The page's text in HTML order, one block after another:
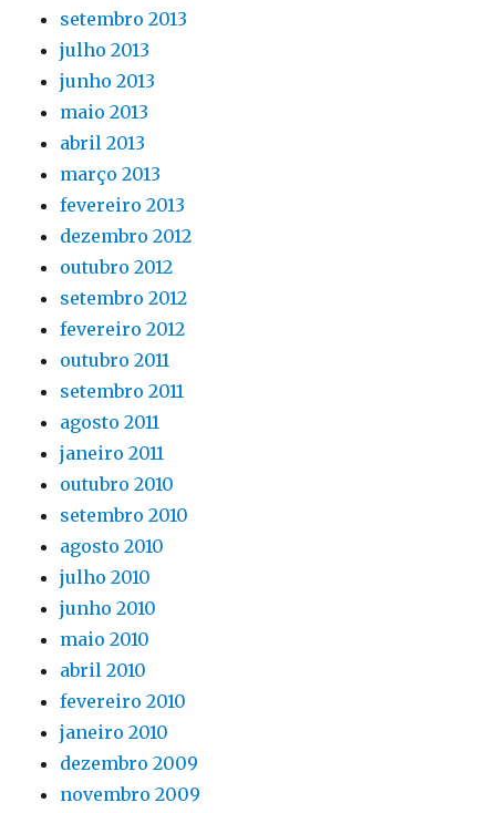
setembro 2013
julho 2013
junho 2013
maio 2013
abril 2013
março 2013
fevereiro 2013
dezembro 2012
outubro 2012
setembro 2012
fevereiro 2012
outubro 2011
setembro 2011
agosto 2011
janeiro 2011
outubro 2010
setembro 2010
agosto 2010
julho 2010
junho 2010
maio 2010
abril 2010
fevereiro 2010
janeiro 2010
dezembro 2009
novembro 2009